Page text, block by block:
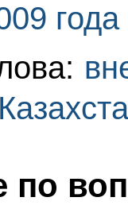
года
по